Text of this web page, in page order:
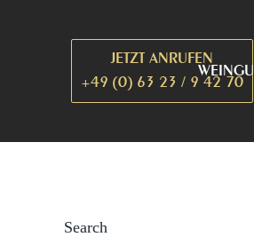
JETZT ANRUFEN
+49 (0) 63 23 / 9 42 70
WEINGUT
Search